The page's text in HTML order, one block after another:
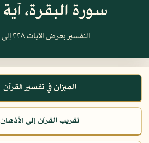
سورة البقرة، آية ٢٢٨
التفسير يعرض الآيات ٢٢٨ إلى ٢٤٢
الميزان في تفسير القرآن
تقريب القرآن إلى الأذهان